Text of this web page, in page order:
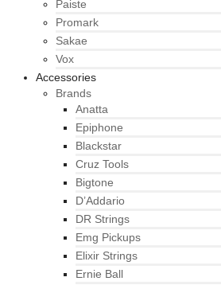
Paiste
Promark
Sakae
Vox
Accessories
Brands
Anatta
Epiphone
Blackstar
Cruz Tools
Bigtone
D’Addario
DR Strings
Emg Pickups
Elixir Strings
Ernie Ball